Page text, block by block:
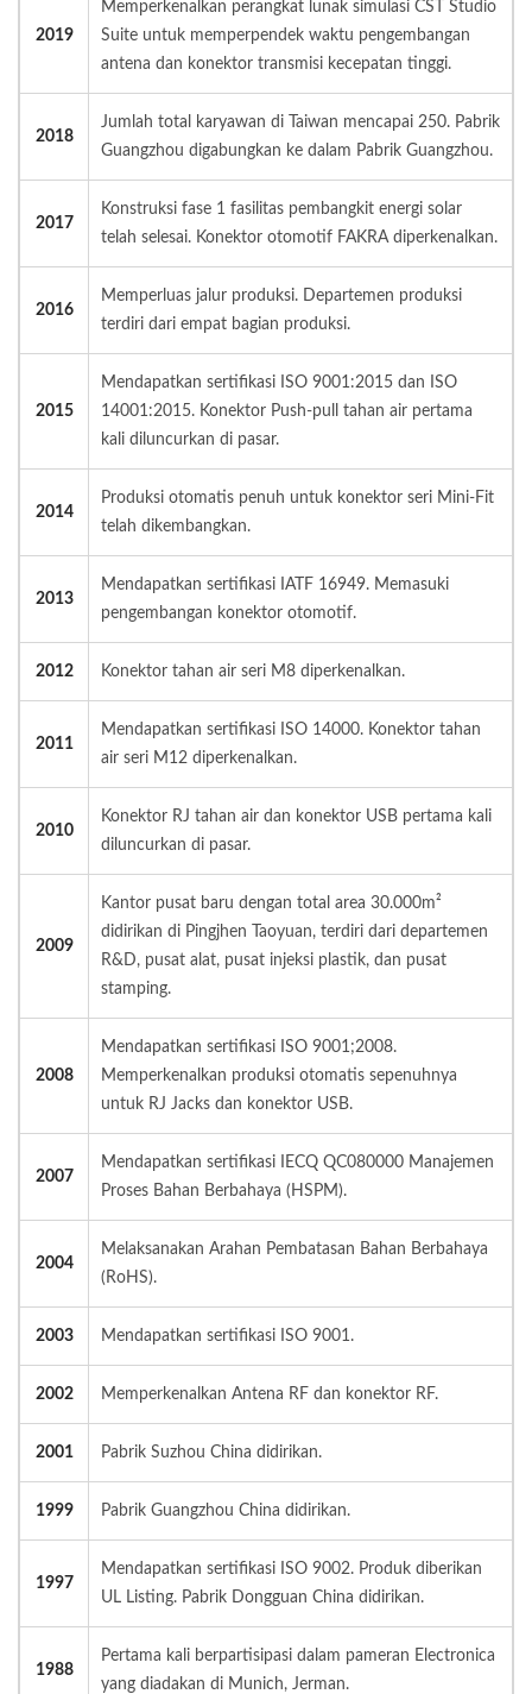
2019
Memperkenalkan perangkat lunak simulasi CST Studio
Suite untuk memperpendek waktu pengembangan
antena dan konektor transmisi kecepatan tinggi.
2018
Jumlah total karyawan di Taiwan mencapai 250. Pabrik
Guangzhou digabungkan ke dalam Pabrik Guangzhou.
2017
Konstruksi fase 1 fasilitas pembangkit energi solar
telah selesai. Konektor otomotif FAKRA diperkenalkan.
2016
Memperluas jalur produksi. Departemen produksi
terdiri dari empat bagian produksi.
2015
Mendapatkan sertifikasi ISO 9001:2015 dan ISO
14001:2015. Konektor Push-pull tahan air pertama
kali diluncurkan di pasar.
2014
Produksi otomatis penuh untuk konektor seri Mini-Fit
telah dikembangkan.
2013
Mendapatkan sertifikasi IATF 16949. Memasuki
pengembangan konektor otomotif.
2012 Konektor tahan air seri M8 diperkenalkan.
2011
Mendapatkan sertifikasi ISO 14000. Konektor tahan
air seri M12 diperkenalkan.
2010
Konektor RJ tahan air dan konektor USB pertama kali
diluncurkan di pasar.
2009
Kantor pusat baru dengan total area 30.000m²
didirikan di Pingjhen Taoyuan, terdiri dari departemen
R&D, pusat alat, pusat injeksi plastik, dan pusat
stamping.
2008
Mendapatkan sertifikasi ISO 9001;2008.
Memperkenalkan produksi otomatis sepenuhnya
untuk RJ Jacks dan konektor USB.
2007
Mendapatkan sertifikasi IECQ QC080000 Manajemen
Proses Bahan Berbahaya (HSPM).
2004
Melaksanakan Arahan Pembatasan Bahan Berbahaya
(RoHS).
2003 Mendapatkan sertifikasi ISO 9001.
2002 Memperkenalkan Antena RF dan konektor RF.
2001 Pabrik Suzhou China didirikan.
1999 Pabrik Guangzhou China didirikan.
1997
Mendapatkan sertifikasi ISO 9002. Produk diberikan
UL Listing. Pabrik Dongguan China didirikan.
1988
Pertama kali berpartisipasi dalam pameran Electronica
yang diadakan di Munich, Jerman.